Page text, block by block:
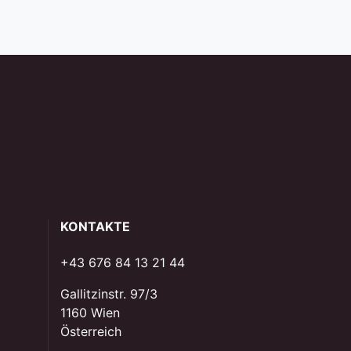
KONTAKTE
+43 676 84 13 21 44
Gallitzinstr. 97/3
1160 Wien
Österreich